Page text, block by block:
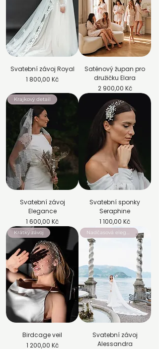
Svatební závoj Royal
Cena
1 800,00 Kč
Saténový župan pro
družičku Elara
Cena
2 900,00 Kč
Krajkový detail
Svatební závoj
Elegance
Cena
1 600,00 Kč
Svatební sponky
Seraphine
Cena
1 100,00 Kč
Krátký závoj
Birdcage veil
Cena
1 200,00 Kč
Nadčasová elegance
Svatební závoj
Alessandra